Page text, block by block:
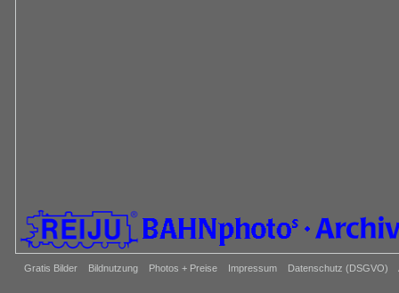
Gratis Bilder Bildnutzung Photos + Preise Impressum Datenschutz (DSGVO)